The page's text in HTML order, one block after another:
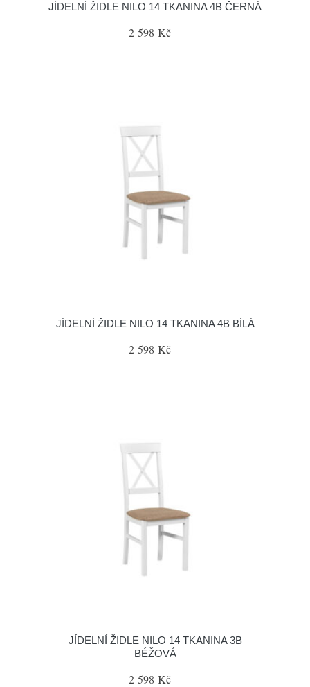
JÍDELNÍ ŽIDLE NILO 14 TKANINA 4B ČERNÁ
2 598 Kč
JÍDELNÍ ŽIDLE NILO 14 TKANINA 4B BÍLÁ
2 598 Kč
JÍDELNÍ ŽIDLE NILO 14 TKANINA 3B
BÉŽOVÁ
2 598 Kč